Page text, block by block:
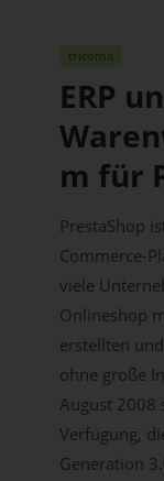
tricoma
ERP
m für
PrestaShop
Commerce-
viele
Onlineshop
erstellten
ohne große
August 2008
Verfügung,
Generation